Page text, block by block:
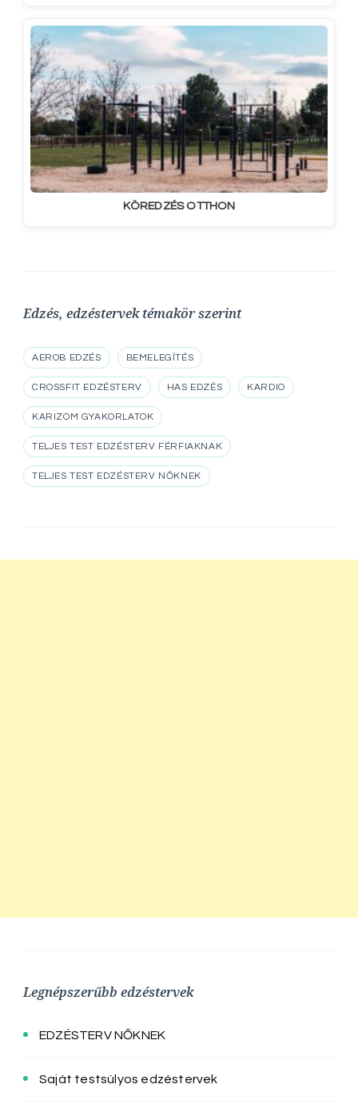
KÖREDZÉS OTTHON
Edzés, edzéstervek témakör szerint
AEROB EDZÉS BEMELEGÍTÉS
CROSSFIT EDZÉSTERV HAS EDZÉS KARDIO
KARIZOM GYAKORLATOK
TELJES TEST EDZÉSTERV FÉRFIAKNAK
TELJES TEST EDZÉSTERV NŐKNEK
Legnépszerűbb edzéstervek
EDZÉSTERV NŐKNEK
Saját testsúlyos edzéstervek